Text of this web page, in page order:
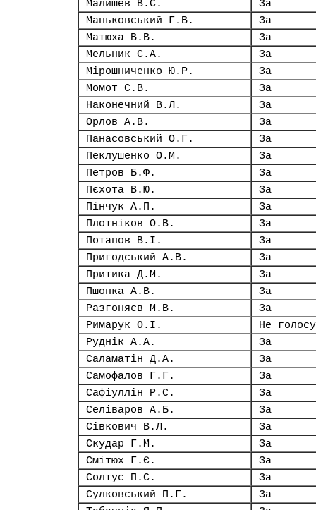
Малишев В.С.
За
Маньковський Г.В.
За
Матюха В.В.
За
Мельник С.А.
За
Мірошниченко Ю.Р.
За
Момот С.В.
За
Наконечний В.Л.
За
Орлов А.В.
За
Панасовський О.Г.
За
Пеклушенко О.М.
За
Петров Б.Ф.
За
Пєхота В.Ю.
За
Пінчук А.П.
За
Плотніков О.В.
За
Потапов В.І.
За
Пригодський А.В.
За
Притика Д.М.
За
Пшонка А.В.
За
Разгоняєв М.В.
За
Римарук О.І.
Не
Руднік А.А.
За
Саламатін Д.А.
За
Самофалов Г.Г.
За
Сафіуллін Р.С.
За
Селіваров А.Б.
За
Сівкович В.Л.
За
Скудар Г.М.
За
Смітюх Г.Є.
За
Солтус П.С.
За
Сулковський П.Г.
За